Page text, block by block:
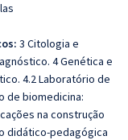
3 Citologia e
4 Genética e
4.2 Laboratório de
de biomedicina:
na construção
didático-pedagógica